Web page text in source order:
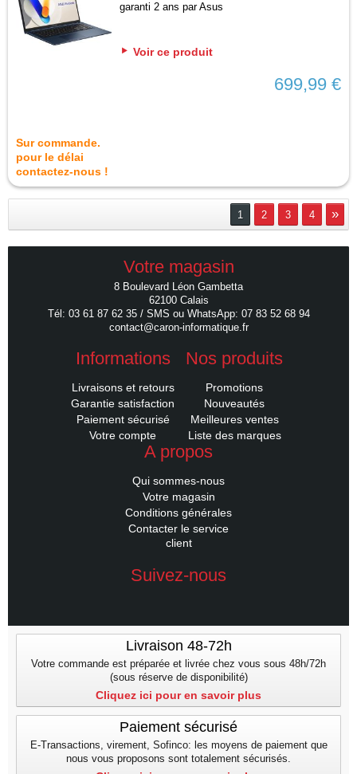
garanti 2 ans par Asus
Voir ce produit
699,99 €
Sur commande.
pour le délai
contactez-nous !
1 2 3 4 »
Votre magasin
8 Boulevard Léon Gambetta
62100 Calais
Tél: 03 61 87 62 35 / SMS ou WhatsApp: 07 83 52 68 94
contact@caron-informatique.fr
Informations
Livraisons et retours
Garantie satisfaction
Paiement sécurisé
Votre compte
Nos produits
Promotions
Nouveautés
Meilleures ventes
Liste des marques
A propos
Qui sommes-nous
Votre magasin
Conditions générales
Contacter le service
client
Suivez-nous
Livraison 48-72h
Votre commande est préparée et livrée chez vous sous 48h/72h
(sous réserve de disponibilité)
Cliquez ici pour en savoir plus
Paiement sécurisé
E-Transactions, virement, Sofinco: les moyens de paiement que
nous vous proposons sont totalement sécurisés.